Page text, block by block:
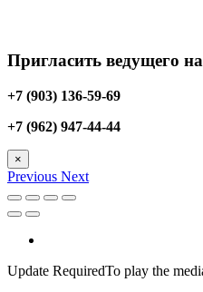
Пригласить ведущего
+7 (903) 136-59-69
+7 (962) 947-44-44
×
Previous Next
Update RequiredTo play the